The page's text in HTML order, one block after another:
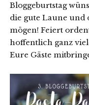
Bloggeburtstag
die gute Laune und
mögen! Feiert
hoffentlich ganz
Eure Gäste